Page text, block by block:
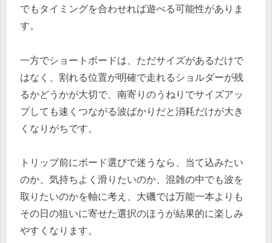
でもタイミングを合わせれば遊べる可能性がありま
す。
一方でショートボードは、ただサイズがあるだけで
はなく、割れる位置が明確で走れるショルダーが残
るかどうかが大切で、南寄りのうねりでサイズアッ
プしても速くつながる波ばかりだと消耗だけが大き
くなりがちです。
トリップ前にボード選びで迷うなら、当て込みたい
のか、気持ちよく滑りたいのか、混雑の中でも波を
取りたいのかを軸に考え、大磯では万能一本よりも
その日の狙いに寄せた選択のほうが結果的に楽しみ
やすくなります。